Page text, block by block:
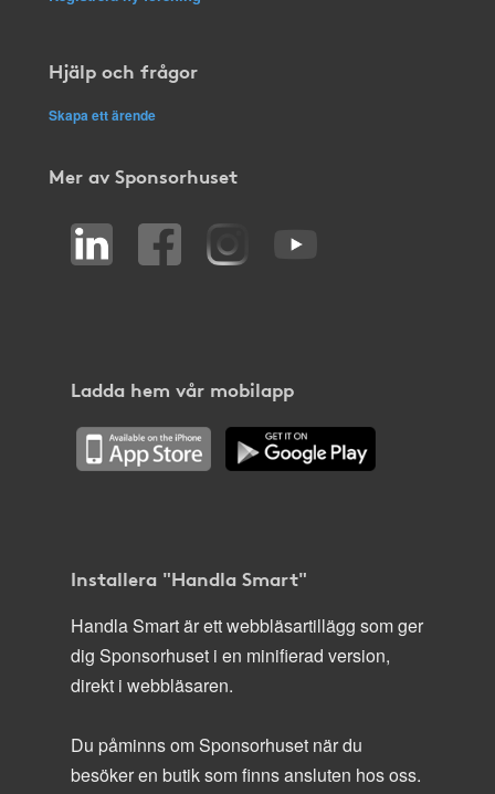
Hjälp och frågor
Skapa ett ärende
Mer av Sponsorhuset
Ladda hem vår mobilapp
Installera "Handla Smart"
Handla Smart är ett webbläsartillägg som ger
dig Sponsorhuset i en minifierad version,
direkt i webbläsaren.
Du påminns om Sponsorhuset när du
besöker en butik som finns ansluten hos oss.